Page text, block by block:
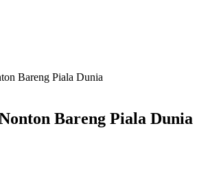
Bareng Piala Dunia
Bareng Piala Dunia